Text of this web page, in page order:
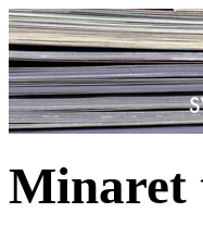
Minaret